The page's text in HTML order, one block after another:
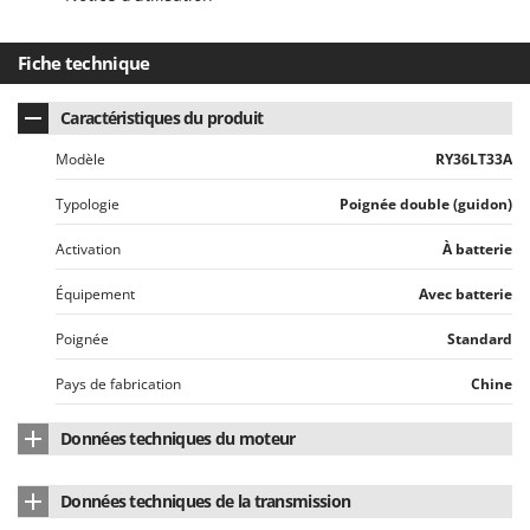
Outdoorchef
P
Palazzetti
Palumbo Pavi
Paterlini
Philips
Pramac
Prismafood
R.G.V.
Rato
Redback
Fiche technique
Caractéristiques du produit
Modèle RY36LT33A
Typologie Poignée double (guidon)
Activation À batterie
Équipement Avec batterie
Poignée Standard
Pays de fabrication Chine
Données techniques du moteur
Type de moteur À batterie
Données techniques de la transmission